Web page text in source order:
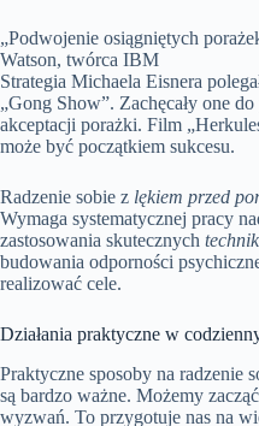
„Podwojenie osiągniętych
Watson, twórca IBM
Strategia Michaela Eisnera
„Gong Show”. Zachęcały one
akceptacji porażki. Film
może być początkiem sukcesu.
Radzenie sobie z lękiem przed
Wymaga systematycznej pracy
zastosowania skutecznych
budowania odporności
realizować cele.
Działania praktyczne w
Praktyczne sposoby na radzenie
są bardzo ważne. Możemy
wyzwań. To przygotuje nas na